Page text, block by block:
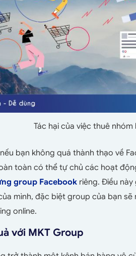
Tác hại của việc thuê nhóm
bạn không quá thành thạo về
toàn có thể tự chủ các hoạt
group Facebook riêng. Điều
mình, đặc biệt group của bạn
online.
với MKT Group